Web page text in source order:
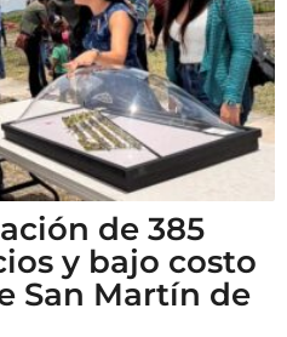
de 385
y bajo costo
San Martín de